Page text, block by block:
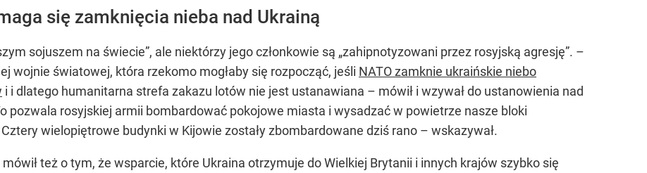
się zamknięcia nieba nad Ukrainą
sojuszem na świecie”, ale niektórzy jego członkowie są „zahipnotyzowani przez rosyjską agresję”. –
wojnie światowej, która rzekomo mogłaby się rozpocząć, jeśli NATO zamknie ukraińskie niebo
i i dlatego humanitarna strefa zakazu lotów nie jest ustanawiana – mówił i wzywał do ustanowienia nad
pozwala rosyjskiej armii bombardować pokojowe miasta i wysadzać w powietrze nasze bloki
wielopiętrowe budynki w Kijowie zostały zbombardowane dziś rano – wskazywał.
też o tym, że wsparcie, które Ukraina otrzymuje do Wielkiej Brytanii i innych krajów szybko się